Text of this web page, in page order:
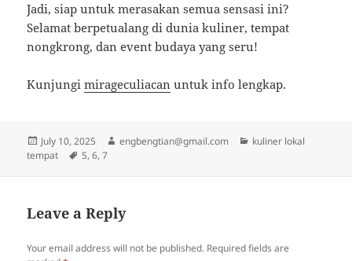
Jadi, siap untuk merasakan semua sensasi ini?
Selamat berpetualang di dunia kuliner, tempat
nongkrong, dan event budaya yang seru!
Kunjungimirageculiacan untuk info lengkap.
Posted
on
July 10, 2025 Author
engbengtian@gmail.com Categories
kuliner lokal
tempat
Tags
5,6,7
Leave a Reply
Your email address will not be published. Required fields are